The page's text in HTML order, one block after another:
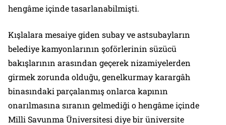
hengâme içinde tasarlanabilmişti.
Kışlalara mesaiye giden subay ve astsubayların
belediye kamyonlarının şoförlerinin süzücü
bakışlarının arasından geçerek nizamiyelerden
girmek zorunda olduğu, genelkurmay karargâh
binasındaki parçalanmış onlarca kapının
onarılmasına sıranın gelmediği o hengâme içinde
Milli Savunma Üniversitesi diye bir üniversite